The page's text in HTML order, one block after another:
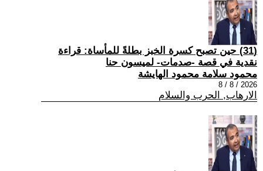
(31) حين تصبح كسرة الخبز بطلةً للمأساة: قراءة
نقدية في قصة -صدمات- لميسون حنا
محمود سلامة محمود الهايشة
2026 / 8 / 8
الارهاب, الحرب والسلام